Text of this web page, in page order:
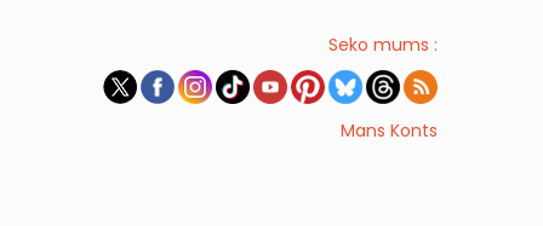
Seko mums :
Mans Konts